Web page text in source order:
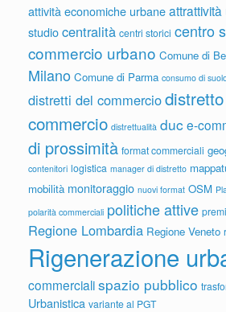
attività economiche urbane
studiocentralità centri storici centro
commercio urbano Comune di
Milano Comune di Parma consumo di
distretti del commercio
commercio distrettualità duc e-
di prossimità format commerciali
contenitori logistica manager di distretto
mobilità monitoraggio nuovi format OSM
polarità commerciali politiche attive
Regione Lombardia Regione Veneto
Rigenerazione
commercialispazio pubblico
Urbanistica variante al PGT